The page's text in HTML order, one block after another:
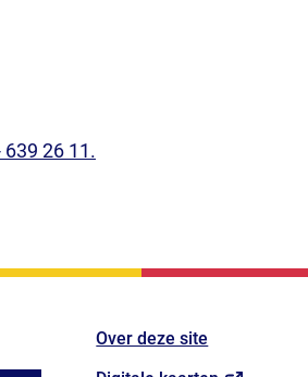
639 26 11.
Over deze site